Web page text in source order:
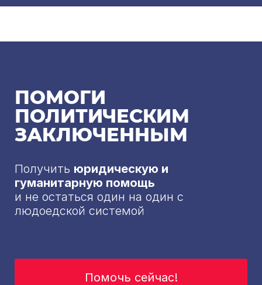
ПОМОГИ
ПОЛИТИЧЕСКИМ
ЗАКЛЮЧЕННЫМ
Получить юридическую и
гуманитарную помощь
и не остаться один на один с
людоедской системой
Помочь сейчас!